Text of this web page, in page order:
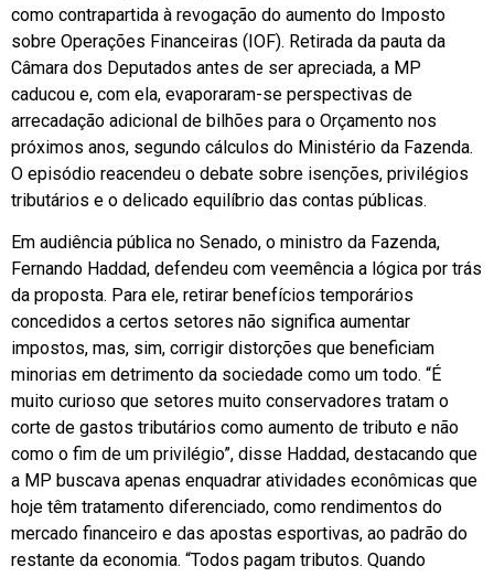
como contrapartida à revogação do aumento do Imposto
sobre Operações Financeiras (IOF). Retirada da pauta da
Câmara dos Deputados antes de ser apreciada, a MP
caducou e, com ela, evaporaram-se perspectivas de
arrecadação adicional de bilhões para o Orçamento nos
próximos anos, segundo cálculos do Ministério da Fazenda.
O episódio reacendeu o debate sobre isenções, privilégios
tributários e o delicado equilíbrio das contas públicas.
Em audiência pública no Senado, o ministro da Fazenda,
Fernando Haddad, defendeu com veemência a lógica por trás
da proposta. Para ele, retirar benefícios temporários
concedidos a certos setores não significa aumentar
impostos, mas, sim, corrigir distorções que beneficiam
minorias em detrimento da sociedade como um todo. “É
muito curioso que setores muito conservadores tratam o
corte de gastos tributários como aumento de tributo e não
como o fim de um privilégio”, disse Haddad, destacando que
a MP buscava apenas enquadrar atividades econômicas que
hoje têm tratamento diferenciado, como rendimentos do
mercado financeiro e das apostas esportivas, ao padrão do
restante da economia. “Todos pagam tributos. Quando